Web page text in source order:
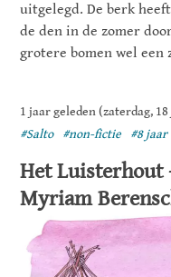
uitgelegd. De berk
de den in de zomer
grotere bomen wel een
1 jaar geleden (zaterdag,
#Salto
#non-fictie #8 jaar
Het Luisterhout
Myriam